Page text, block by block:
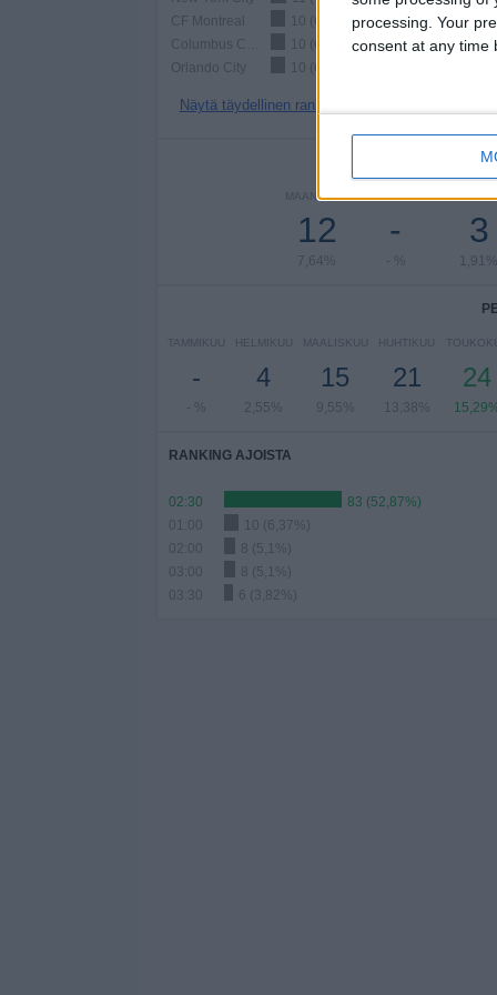
processing. Your
consent at any time
CF Montreal
10 (6,37%)
10 (6,37%)
Orlando City
10 (6,37%)
Näytä täydellinen ranking
MAANANTAI
12
7,64%
TIISTAI
-
- %
3
1,91%
TAMMIKUU
-
- %
HELMIKUU
4
2,55%
MAALISKUU
15
9,55%
HUHTIKUU
21
13,38%
24
RANKING AJOISTA
02:30
83 (52,87%)
10 (6,37%)
02:00
8 (5,1%)
03:00
8 (5,1%)
03:30
6 (3,82%)